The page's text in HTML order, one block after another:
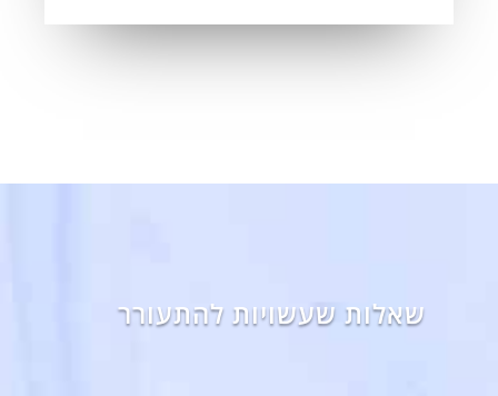
שאלות שעשויות להתעורר